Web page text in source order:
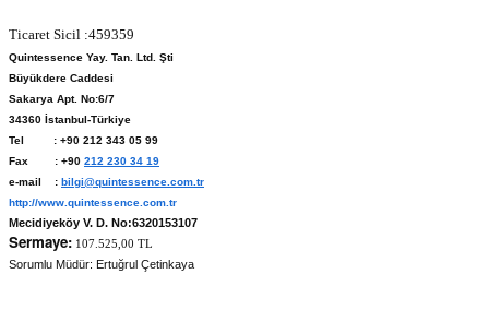
Ticaret Sicil :459359
Quintessence Yay. Tan. Ltd. Şti
Büyükdere Caddesi
Sakarya Apt. No:6/7
34360 İstanbul-Türkiye
Tel : +90 212 343 05 99
Fax : +90 212 230 34 19
e-mail : bilgi@quintessence.com.tr
http://www.quintessence.com.tr
Mecidiyeköy V. D. No:6320153107
Sermaye: 107.525,00 TL
Sorumlu Müdür: Ertuğrul Çetinkaya